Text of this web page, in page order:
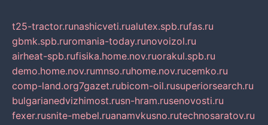
t25-tractor.runashicveti.rualutex.spb.rufas.ru
gbmk.spb.ruromania-today.runovoizol.ru
airheat-spb.rufisika.home.nov.ruorakul.spb.ru
demo.home.nov.rumnso.ruhome.nov.rucemko.ru
comp-land.org7gazet.rubicom-oil.rusuperiorsearch.ru
bulgarianedvizhimost.rusn-hram.rusenovosti.ru
fexer.rusnite-mebel.ruanamvkusno.rutechnosaratov.ru